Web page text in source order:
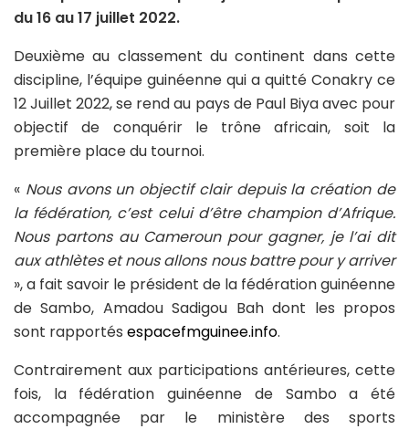
du 16 au 17 juillet 2022.
Deuxième au classement du continent dans cette
discipline, l’équipe guinéenne qui a quitté Conakry ce
12 Juillet 2022, se rend au pays de Paul Biya avec pour
objectif de conquérir le trône africain, soit la
première place du tournoi.
« Nous avons un objectif clair depuis la création de
la fédération, c’est celui d’être champion d’Afrique.
Nous partons au Cameroun pour gagner, je l’ai dit
aux athlètes et nous allons nous battre pour y arriver
», a fait savoir le président de la fédération guinéenne
de Sambo, Amadou Sadigou Bah dont les propos
sont rapportés espacefmguinee.info.
Contrairement aux participations antérieures, cette
fois, la fédération guinéenne de Sambo a été
accompagnée par le ministère des sports